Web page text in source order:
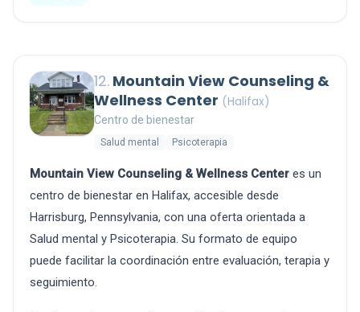
12. Mountain View Counseling &
Wellness Center (Halifax)
Centro de bienestar
Salud mental Psicoterapia
Mountain View Counseling & Wellness Center es un
centro de bienestar en Halifax, accesible desde
Harrisburg, Pennsylvania, con una oferta orientada a
Salud mental y Psicoterapia. Su formato de equipo
puede facilitar la coordinación entre evaluación, terapia y
seguimiento.